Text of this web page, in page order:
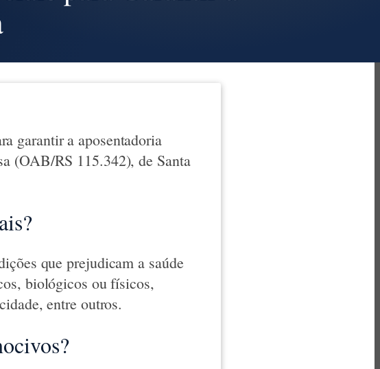
garantir a aposentadoria
(OAB/RS 115.342), de Santa
que prejudicam a saúde
biológicos ou físicos,
entre outros.